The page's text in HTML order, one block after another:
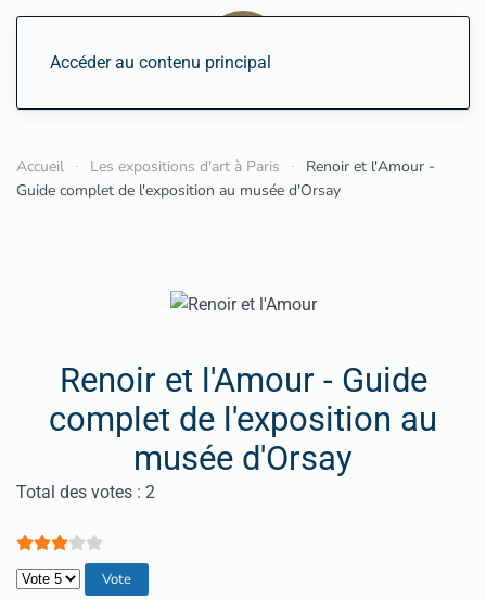
Accéder au contenu principal
Accueil Les expositions d'art à Paris
Renoir et l'Amour -
Guide complet de l'exposition au musée d'Orsay
Renoir et l'Amour - Guide
complet de l'exposition au
musée d'Orsay
Vote utilisateur:3/
Total des votes : 2
Veuillez voter